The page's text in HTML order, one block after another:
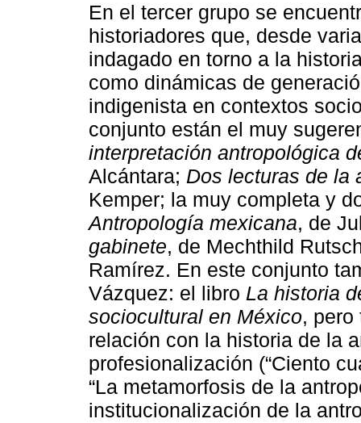
En el tercer grupo se
historiadores que, desde
indagado en torno a la
como dinámicas de
indigenista en contextos
conjunto están el muy
interpretación antropológica
Alcántara; Dos lecturas de la
Kemper; la muy completa y
Antropología mexicana, de
gabinete, de Mechthild
Ramírez. En este conjunto
Vázquez: el libro La historia
sociocultural en México, pero
relación con la historia de la
profesionalización (“Ciento
“La metamorfosis de la
institucionalización de la